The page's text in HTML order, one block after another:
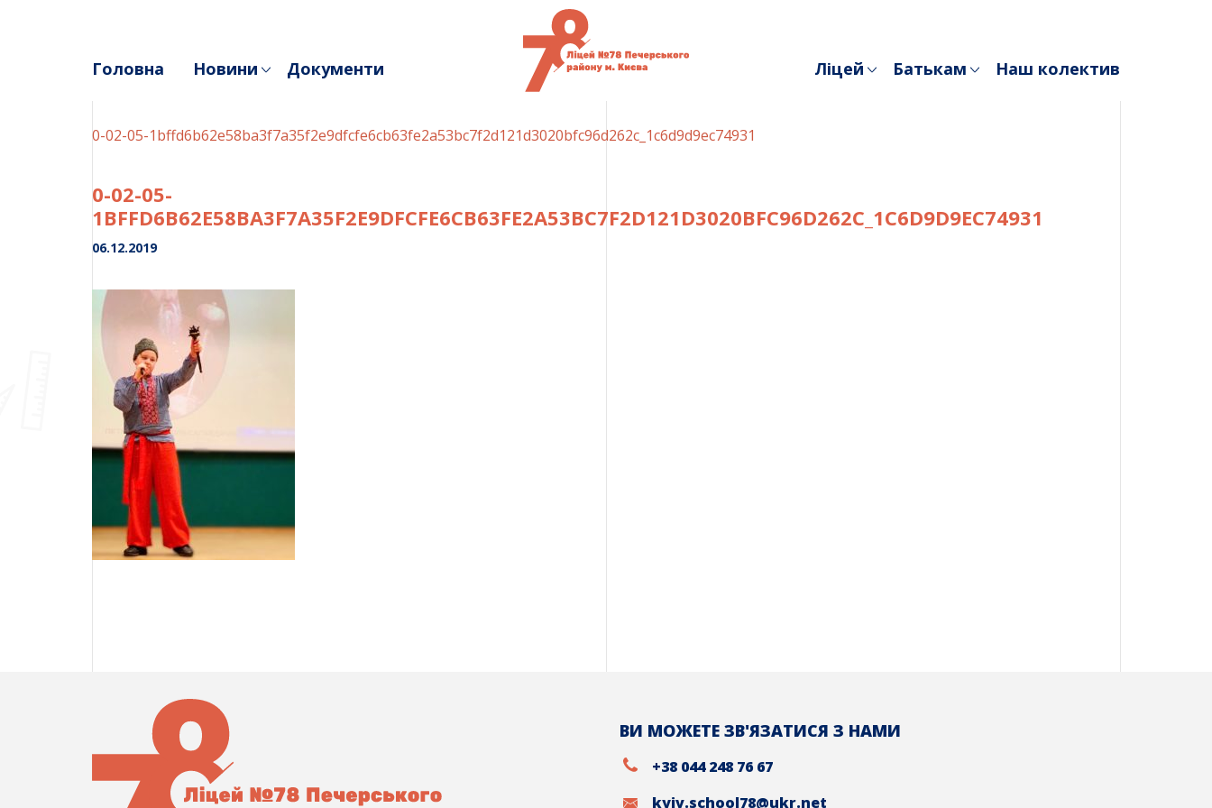
Головна Новини Документи Ліцей Батькам Наш колектив
0-02-05-1bffd6b62e58ba3f7a35f2e9dfcfe6cb63fe2a53bc7f2d121d3020bfc96d262c_1c6d9d9ec74931
0-02-05-
1BFFD6B62E58BA3F7A35F2E9DFCFE6CB63FE2A53BC7F2D121D3020BFC96D262C_1C6D9D9EC74931
06.12.2019
ВИ МОЖЕТЕ ЗВ'ЯЗАТИСЯ З НАМИ
+38 044 248 76 67
kyiv.school78@ukr.net